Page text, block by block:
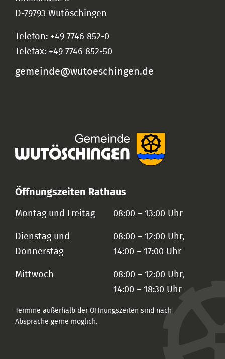
D-79793 Wutöschingen
Telefon: +49 7746 852-0
Telefax: +49 7746 852-50
gemeinde@wutoeschingen.de
Öffnungszeiten Rathaus
Montag und Freitag 08:00 – 13:00 Uhr
Dienstag und
Donnerstag
08:00 – 12:00 Uhr,
14:00 – 17:00 Uhr
Mittwoch
08:00 – 12:00 Uhr,
14:00 – 18:30 Uhr
Termine außerhalb der Öffnungszeiten sind nach
Absprache gerne möglich.